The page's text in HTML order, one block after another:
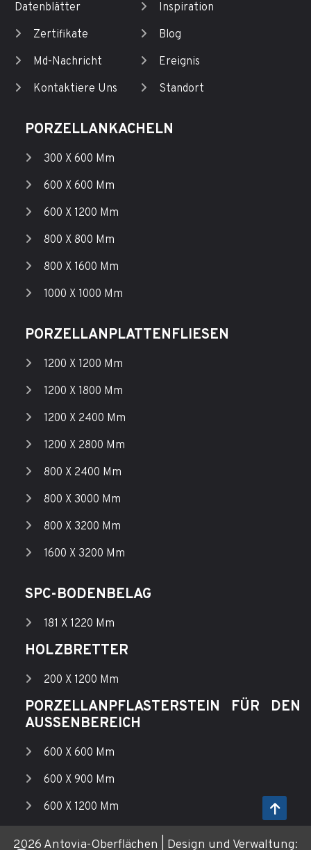
Datenblätter
Zertifikate
Md-Nachricht
Kontaktiere Uns
Inspiration
Blog
Ereignis
Standort
PORZELLANKACHELN
300 X 600 Mm
600 X 600 Mm
600 X 1200 Mm
800 X 800 Mm
800 X 1600 Mm
1000 X 1000 Mm
PORZELLANPLATTENFLIESEN
1200 X 1200 Mm
1200 X 1800 Mm
1200 X 2400 Mm
1200 X 2800 Mm
800 X 2400 Mm
800 X 3000 Mm
800 X 3200 Mm
1600 X 3200 Mm
SPC-BODENBELAG
181 X 1220 Mm
HOLZBRETTER
200 X 1200 Mm
PORZELLANPFLASTERSTEIN FÜR DEN
AUSSENBEREICH
600 X 600 Mm
600 X 900 Mm
600 X 1200 Mm
2026 Antovia-Oberflächen | Design und Verwaltung: